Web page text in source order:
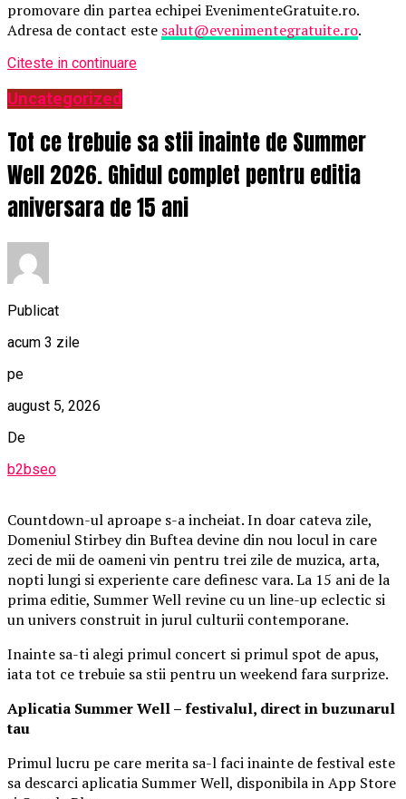
promovare din partea echipei EvenimenteGratuite.ro.
Adresa de contact este salut@evenimentegratuite.ro.
Citeste in continuare
Uncategorized
Tot ce trebuie sa stii inainte de Summer
Well 2026. Ghidul complet pentru editia
aniversara de 15 ani
Publicat
acum 3 zile
pe
august 5, 2026
De
b2bseo
Countdown-ul aproape s-a incheiat. In doar cateva zile,
Domeniul Stirbey din Buftea devine din nou locul in care
zeci de mii de oameni vin pentru trei zile de muzica, arta,
nopti lungi si experiente care definesc vara. La 15 ani de la
prima editie, Summer Well revine cu un line-up eclectic si
un univers construit in jurul culturii contemporane.
Inainte sa-ti alegi primul concert si primul spot de apus,
iata tot ce trebuie sa stii pentru un weekend fara surprize.
Aplicatia Summer Well– festivalul, direct in buzunarul
tau
Primul lucru pe care merita sa-l faci inainte de festival este
sa descarci aplicatia Summer Well, disponibila in App Store